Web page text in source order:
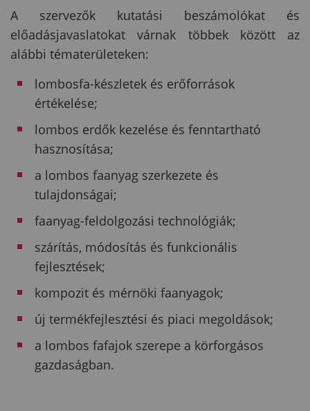
A szervezők kutatási beszámolókat és
előadásjavaslatokat várnak többek között az
alábbi tématerületeken:
lombosfa-készletek és erőforrások
értékelése;
lombos erdők kezelése és fenntartható
hasznosítása;
a lombos faanyag szerkezete és
tulajdonságai;
faanyag-feldolgozási technológiák;
szárítás, módosítás és funkcionális
fejlesztések;
kompozit és mérnöki faanyagok;
új termékfejlesztési és piaci megoldások;
a lombos fafajok szerepe a körforgásos
gazdaságban.